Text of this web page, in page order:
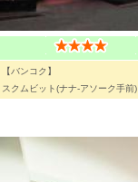
【バンコク】
スクムビット(ナナ-アソーク手前)